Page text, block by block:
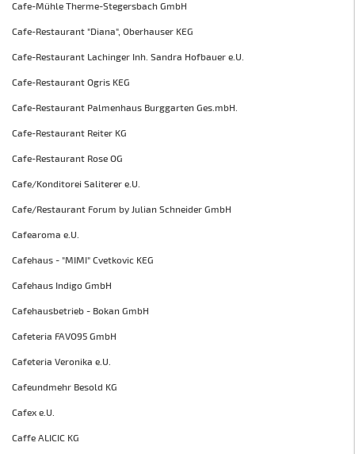
Cafe-Mühle Therme-Stegersbach GmbH
Cafe-Restaurant "Diana", Oberhauser KEG
Cafe-Restaurant Lachinger Inh. Sandra Hofbauer e.U.
Cafe-Restaurant Ogris KEG
Cafe-Restaurant Palmenhaus Burggarten Ges.mbH.
Cafe-Restaurant Reiter KG
Cafe-Restaurant Rose OG
Cafe/Konditorei Saliterer e.U.
Cafe/Restaurant Forum by Julian Schneider GmbH
Cafearoma e.U.
Cafehaus - "MIMI" Cvetkovic KEG
Cafehaus Indigo GmbH
Cafehausbetrieb - Bokan GmbH
Cafeteria FAVO95 GmbH
Cafeteria Veronika e.U.
Cafeundmehr Besold KG
Cafex e.U.
Caffe ALICIC KG